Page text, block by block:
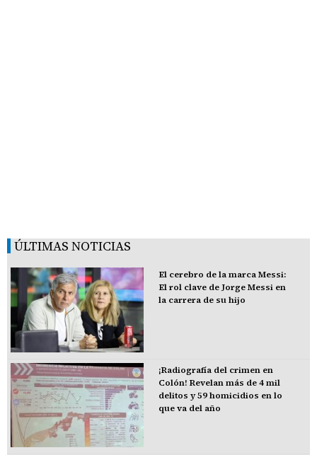
ÚLTIMAS NOTICIAS
El cerebro de la marca Messi:
El rol clave de Jorge Messi en
la carrera de su hijo
¡Radiografía del crimen en
Colón! Revelan más de 4 mil
delitos y 59 homicidios en lo
que va del año